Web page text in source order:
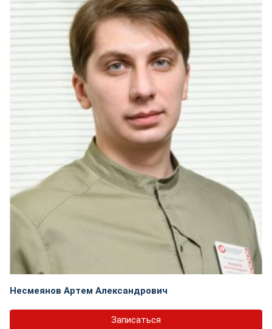
Несмеянов Артем Александрович
Записаться